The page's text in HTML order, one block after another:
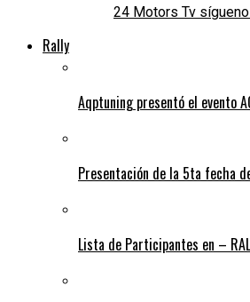
24 Motors Tv
Rally
Aqptuning presentó el evento
Presentación de la 5ta fecha
Lista de Participantes en –